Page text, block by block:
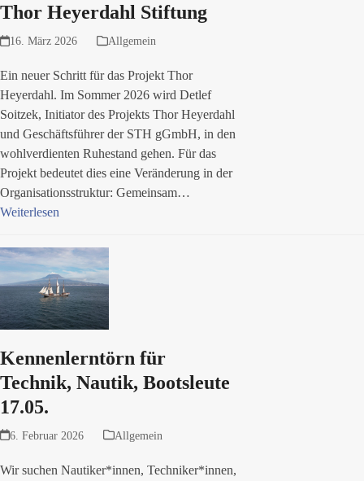
Thor Heyerdahl Stiftung
16. März 2026 Allgemein
Ein neuer Schritt für das Projekt Thor
Heyerdahl. Im Sommer 2026 wird Detlef
Soitzek, Initiator des Projekts Thor Heyerdahl
und Geschäftsführer der STH gGmbH, in den
wohlverdienten Ruhestand gehen. Für das
Projekt bedeutet dies eine Veränderung in der
Organisationsstruktur: Gemeinsam…
Weiterlesen
Kennenlerntörn für
Technik, Nautik, Bootsleute
17.05.
6. Februar 2026 Allgemein
Wir suchen Nautiker*innen, Techniker*innen,